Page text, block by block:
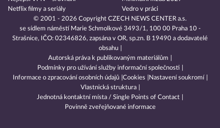
Netflix filmy a seriály
Vedro v práci
© 2001 - 2026 Copyright CZECH NEWS CENTER a.s.
se sídlem náměstí Marie Schmolkové 3493/1, 100 00 Praha 10 -
Strašnice, IČO: 02346826, zapsána v OR, sp.zn. B 19490 a dodavatelé
obsahu
Autorská práva k publikovaným materiálům
Podmínky pro užívání služby informační společnosti
Informace o zpracování osobních údajů Cookies
Nastavení soukromí
Vlastnická struktura
Jednotná kontaktní místa / Single Points of Contact
Povinně zveřejňované informace